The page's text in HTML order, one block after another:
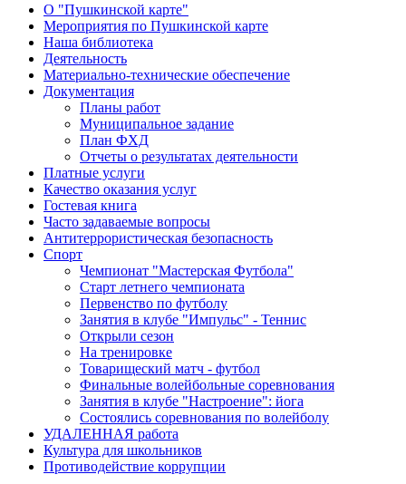
О "Пушкинской карте"
Мероприятия по Пушкинской карте
Наша библиотека
Деятельность
Материально-технические обеспечение
Документация
Планы работ
Муниципальное задание
План ФХД
Отчеты о результатах деятельности
Платные услуги
Качество оказания услуг
Гостевая книга
Часто задаваемые вопросы
Антитеррористическая безопасность
Спорт
Чемпионат "Мастерская Футбола"
Старт летнего чемпионата
Первенство по футболу
Занятия в клубе "Импульс" - Теннис
Открыли сезон
На тренировке
Товарищеский матч - футбол
Финальные волейбольные соревнования
Занятия в клубе "Настроение": йога
Состоялись соревнования по волейболу
УДАЛЕННАЯ работа
Культура для школьников
Противодействие коррупции